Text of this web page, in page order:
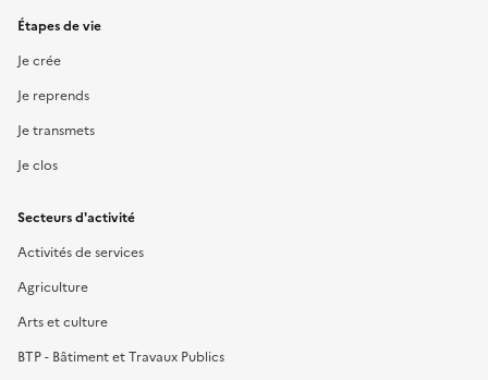
Étapes de vie
Je crée
Je reprends
Je transmets
Je clos
Secteurs d'activité
Activités de services
Agriculture
Arts et culture
BTP - Bâtiment et Travaux Publics